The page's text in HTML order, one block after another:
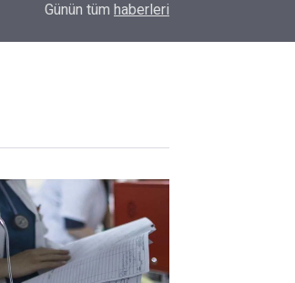
Samsun'da uyuşturucu operasyonu: 8 gözaltı
Günün tüm haberleri